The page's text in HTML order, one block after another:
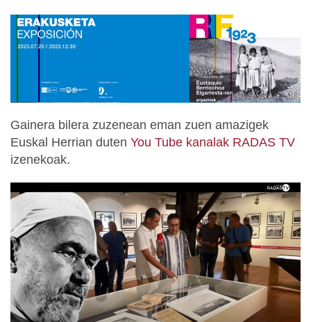
Gainera bilera zuzenean eman zuen amazigek
Euskal Herrian duten You Tube kanalak RADAS TV
izenekoak.